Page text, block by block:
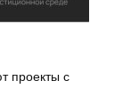
проекты с